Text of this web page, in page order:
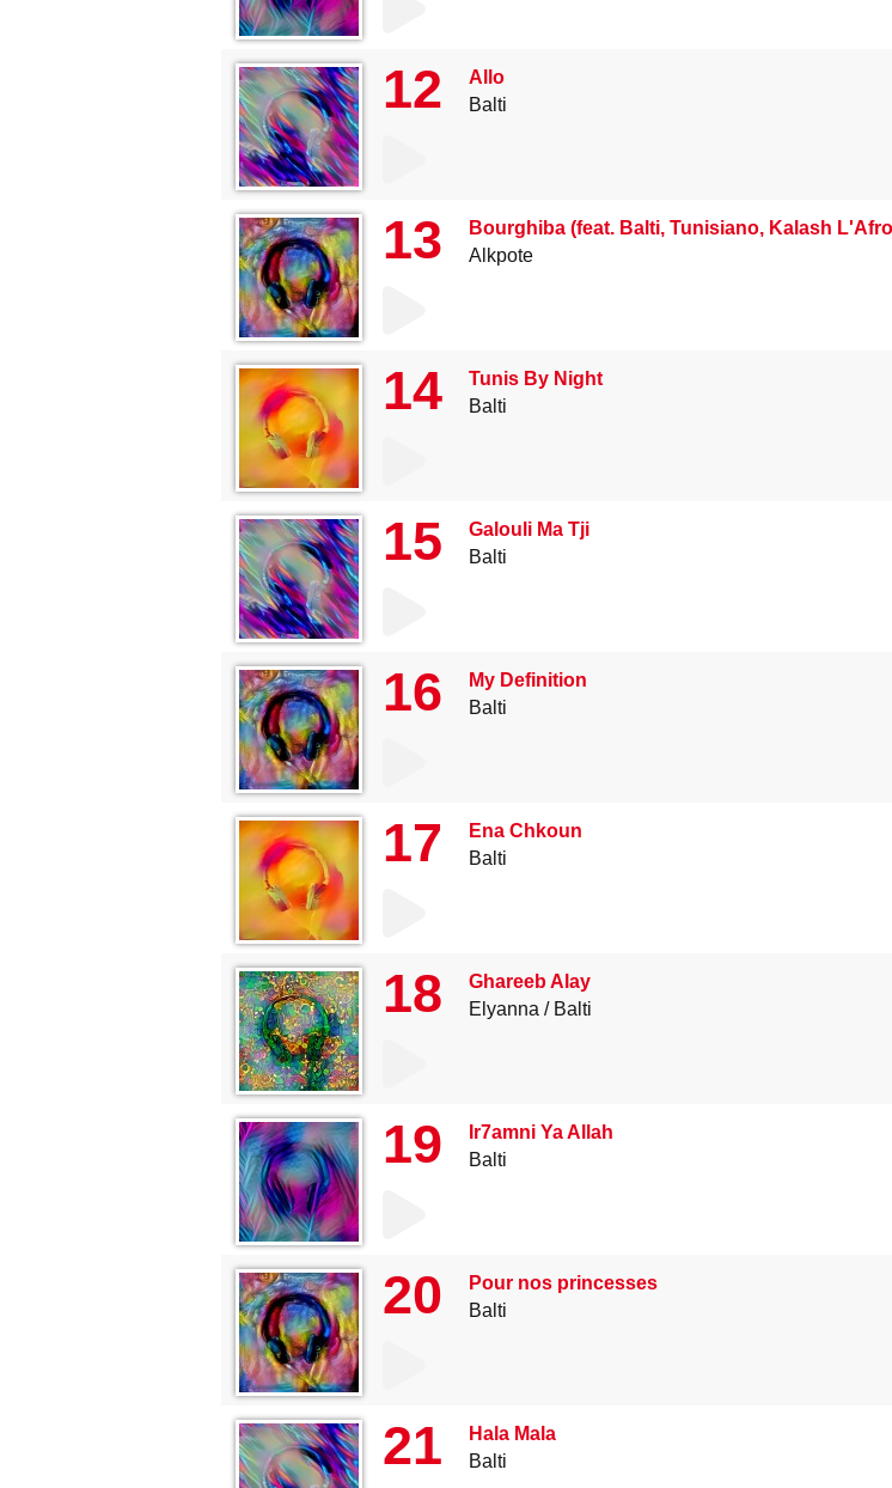
12
Allo
Balti
13
Bourghiba (feat. Balti, Tunisiano, Kalash
Alkpote
14
Tunis By Night
Balti
15
Galouli Ma Tji
Balti
16
My Definition
Balti
17
Ena Chkoun
Balti
18
Ghareeb Alay
Elyanna
Balti
19
Ir7amni Ya Allah
Balti
20
Pour nos princesses
Balti
21
Hala Mala
Balti